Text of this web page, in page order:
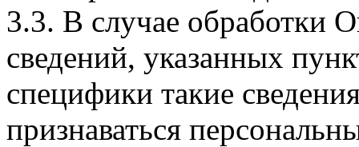
3.3. В случае обработки
сведений, указанных
специфики такие
признаваться